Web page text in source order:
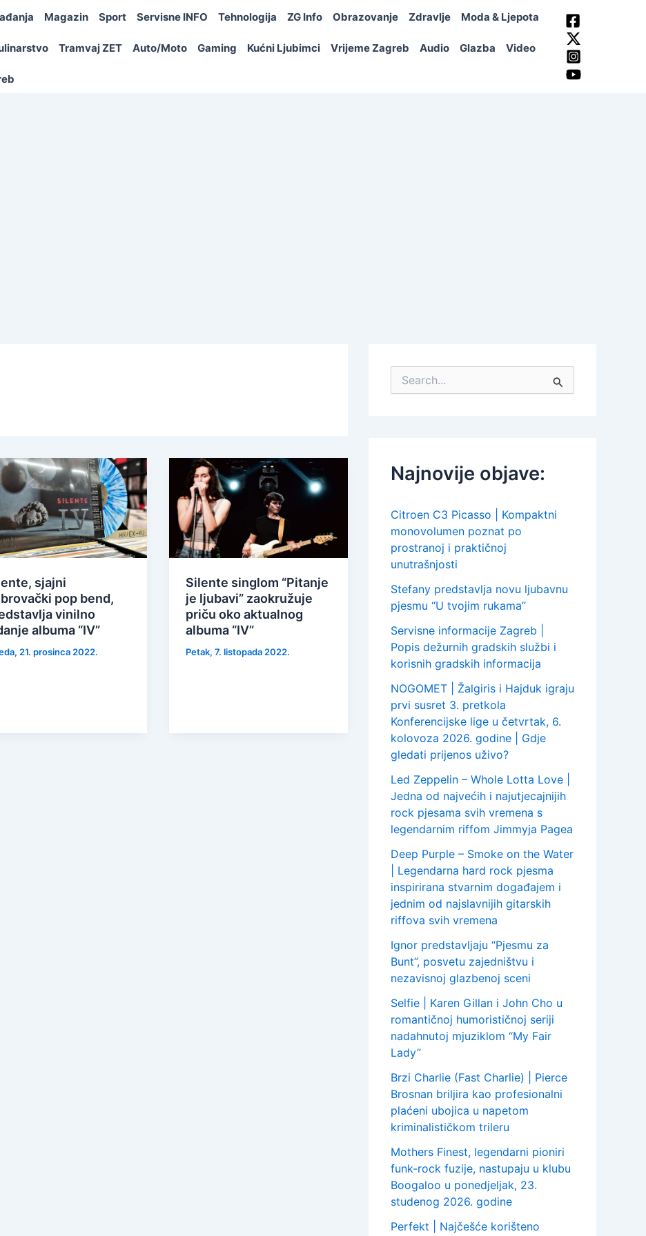
Magazin Sport Servisne INFO Tehnologija ZG Info Obrazovanje Zdravlje Moda & Ljepota
Tramvaj ZET Auto/Moto Gaming Kućni Ljubimci Vrijeme Zagreb Audio Glazba Video
sjajni
pop bend,
vinilno
albuma “IV”
21. prosinca 2022.
Silente singlom “Pitanje
je ljubavi” zaokružuje
priču oko aktualnog
albuma “IV”
Petak, 7. listopada 2022.
o
rNajnovije objave:
Citroen C3 Picasso | Kompaktni
monovolumen poznat po
prostranoj i praktičnoj
unutrašnjosti
Stefany predstavlja novu ljubavnu
pjesmu “U tvojim rukama”
Servisne informacije Zagreb |
Popis dežurnih gradskih službi i
korisnih gradskih informacija
NOGOMET | Žalgiris i Hajduk igraju
prvi susret 3. pretkola
Konferencijske lige u četvrtak, 6.
kolovoza 2026. godine | Gdje
gledati prijenos uživo?
Led Zeppelin – Whole Lotta Love |
Jedna od najvećih i najutjecajnijih
rock pjesama svih vremena s
legendarnim riffom Jimmyja Pagea
Deep Purple – Smoke on the Water
| Legendarna hard rock pjesma
inspirirana stvarnim događajem i
jednim od najslavnijih gitarskih
riffova svih vremena
Ignor predstavljaju “Pjesmu za
Bunt”, posvetu zajedništvu i
nezavisnoj glazbenoj sceni
Selfie | Karen Gillan i John Cho u
romantičnoj humorističnoj seriji
nadahnutoj mjuziklom “My Fair
Lady”
Brzi Charlie (Fast Charlie) | Pierce
Brosnan briljira kao profesionalni
plaćeni ubojica u napetom
kriminalističkom trileru
Mothers Finest, legendarni pioniri
funk-rock fuzije, nastupaju u klubu
Boogaloo u ponedjeljak, 23.
studenog 2026. godine
Perfekt | Najčešće korišteno